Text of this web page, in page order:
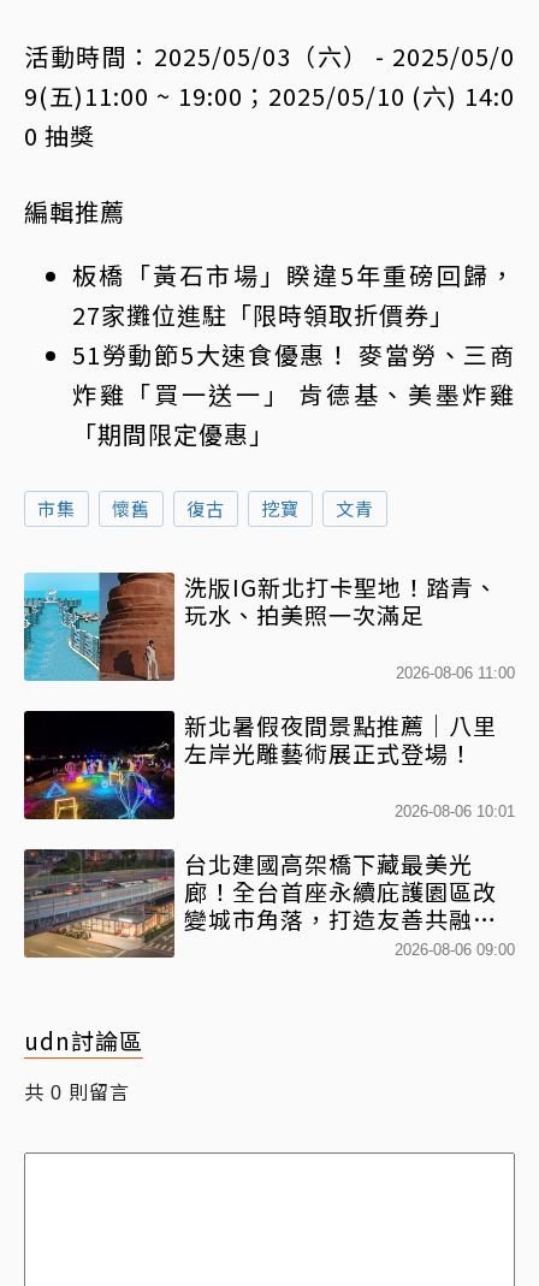
活動時間：2025/05/03（六） - 2025/05/0
9(五)11:00 ~ 19:00；2025/05/10 (六) 14:0
0 抽獎
編輯推薦
板橋「黃石市場」睽違5年重磅回歸，
27家攤位進駐「限時領取折價券」
51勞動節5大速食優惠！ 麥當勞、三商
炸雞「買一送一」 肯德基、美墨炸雞
「期間限定優惠」
市集 懷舊 復古 挖寶 文青
洗版IG新北打卡聖地！踏青、
玩水、拍美照一次滿足
2026-08-06 11:00
新北暑假夜間景點推薦｜八里
左岸光雕藝術展正式登場！
2026-08-06 10:01
台北建國高架橋下藏最美光
廊！全台首座永續庇護園區改
變城市角落，打造友善共融新
2026-08-06 09:00
udn討論區
共 0 則留言